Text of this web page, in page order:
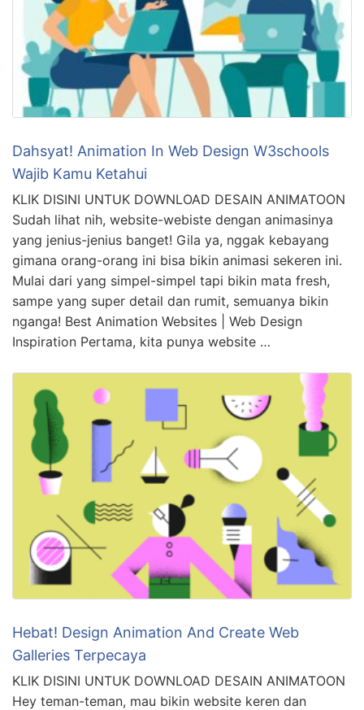
Dahsyat! Animation In Web Design W3schools
Wajib Kamu Ketahui
KLIK DISINI UNTUK DOWNLOAD DESAIN ANIMATOON
Sudah lihat nih, website-webiste dengan animasinya
yang jenius-jenius banget! Gila ya, nggak kebayang
gimana orang-orang ini bisa bikin animasi sekeren ini.
Mulai dari yang simpel-simpel tapi bikin mata fresh,
sampe yang super detail dan rumit, semuanya bikin
nganga! Best Animation Websites | Web Design
Inspiration Pertama, kita punya website …
Hebat! Design Animation And Create Web
Galleries Terpecaya
KLIK DISINI UNTUK DOWNLOAD DESAIN ANIMATOON
Hey teman-teman, mau bikin website keren dan